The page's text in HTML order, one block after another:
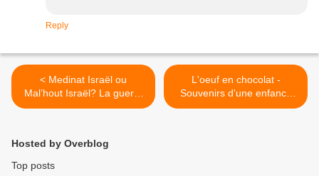
Reply
< Medinat Israël ou
Mal’hout Israël? La guerre
de Gaza et les choix
L'oeuf en chocolat -
Souvenirs d'une enfance
juive à Paris, 1929, par
Hosted by Overblog
Top posts